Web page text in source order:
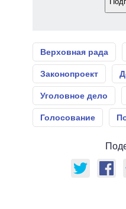
Верховная рада
Законопроект
Уголовное дело
Голосование